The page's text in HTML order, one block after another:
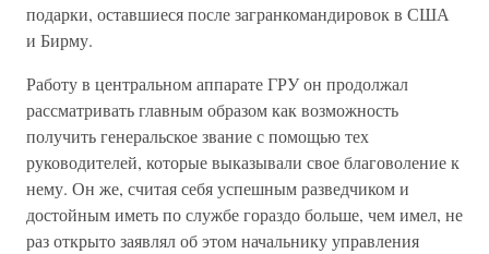
подарки, оставшиеся после загранкомандировок в США
и Бирму.
Работу в центральном аппарате ГРУ он продолжал
рассматривать главным образом как возможность
получить генеральское звание с помощью тех
руководителей, которые выказывали свое благоволение к
нему. Он же, считая себя успешным разведчиком и
достойным иметь по службе гораздо больше, чем имел, не
раз открыто заявлял об этом начальнику управления